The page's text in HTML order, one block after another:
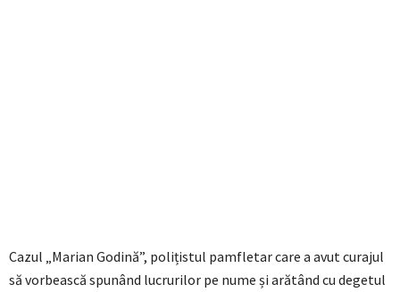
Cazul „Marian Godină”, polițistul pamfletar care a avut curajul
să vorbească spunând lucrurilor pe nume și arătând cu degetul